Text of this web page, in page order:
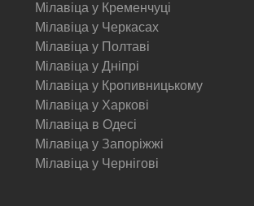
Мілавіца у Кременчуці
Мілавіца у Черкасах
Мілавіца у Полтаві
Мілавіца у Дніпрі
Мілавіца у Кропивницькому
Мілавіца у Харкові
Мілавіца в Одесі
Мілавіца у Запоріжжі
Мілавіца у Чернігові